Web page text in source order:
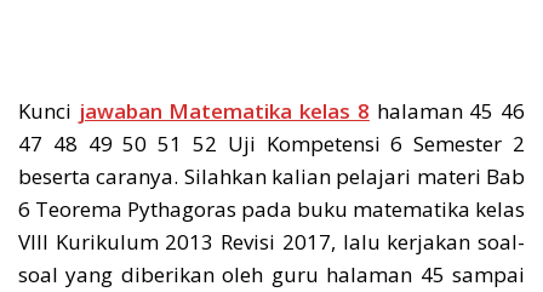
Kunci jawaban Matematika kelas 8 halaman 45 46
47 48 49 50 51 52 Uji Kompetensi 6 Semester 2
beserta caranya. Silahkan kalian pelajari materi Bab
6 Teorema Pythagoras pada buku matematika kelas
VIII Kurikulum 2013 Revisi 2017, lalu kerjakan soal-
soal yang diberikan oleh guru halaman 45 sampai